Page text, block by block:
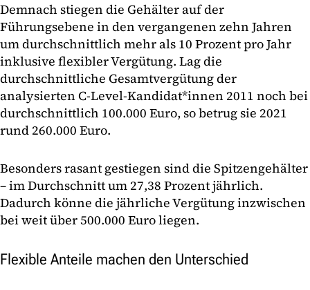
Demnach stiegen die Gehälter auf der
Führungsebene in den vergangenen zehn Jahren
um durchschnittlich mehr als 10 Prozent pro Jahr
inklusive flexibler Vergütung. Lag die
durchschnittliche Gesamtvergütung der
analysierten C-Level-Kandidat*innen 2011 noch bei
durchschnittlich 100.000 Euro, so betrug sie 2021
rund 260.000 Euro.
Besonders rasant gestiegen sind die Spitzengehälter
– im Durchschnitt um 27,38 Prozent jährlich.
Dadurch könne die jährliche Vergütung inzwischen
bei weit über 500.000 Euro liegen.
Flexible Anteile machen den Unterschied